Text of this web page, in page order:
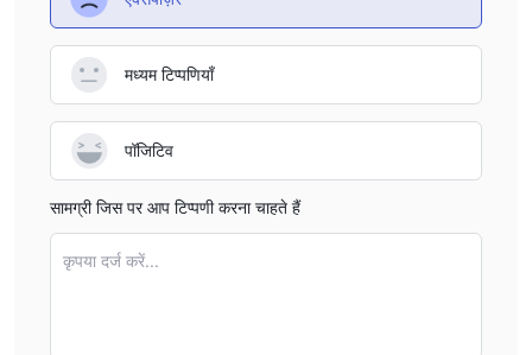
मध्यम टिप्पणियाँ
पॉजिटिव
सामग्री जिस पर आप टिप्पणी करना चाहते हैं
कृपया दर्ज करें...